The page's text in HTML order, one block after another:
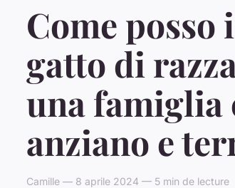
Come
gatto di
una famiglia
anziano e
Camille — 8 aprile 2024 — 5 min de lecture